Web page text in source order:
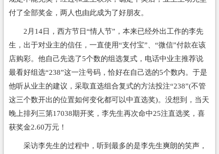
付了全部奖金，两人也由此成为了好朋友。
2月14日，西方节日“情人节”，本来已经外出工作的李先
生，出于对业主的信任，一直使用“支付宝”、“微信”付款在该
店购彩。他自己先选了5个数的组选复式，电话中业主推荐说
最看好组选“238”这一注号码，恰好在自己选的5个数内。于是
他听从业主的建议，采取直选组合复式的方法投注“238”(不管
这三个数开出的位置如何变化都可以中直选奖)。没想到，当天
晚上排列三第17038期开奖，李先生再次命中25注直选奖，喜
获奖金2.60万元！
采访李先生的过程中，听到最多的是李先生爽朗的笑声，